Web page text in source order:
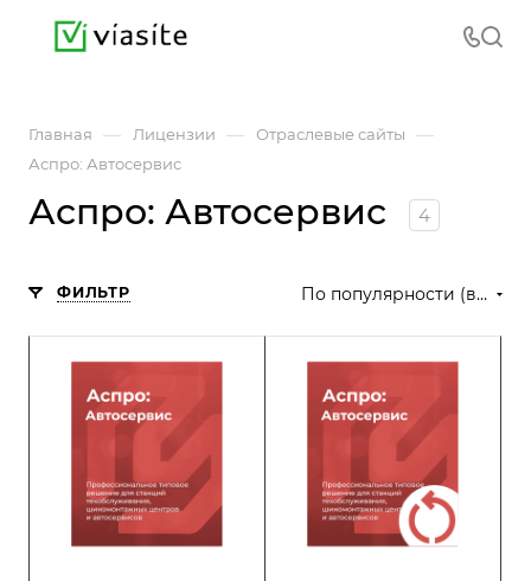
Главная — Лицензии — Отраслевые сайты —
Аспро: Автосервис
Аспро: Автосервис 4
ФИЛЬТР По популярности (возрастание)